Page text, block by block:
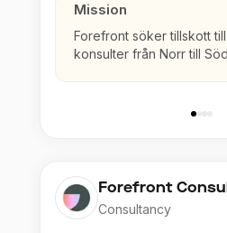
Mission
Forefront söker tillskott
konsulter från Norr till
Forefront
Consultancy